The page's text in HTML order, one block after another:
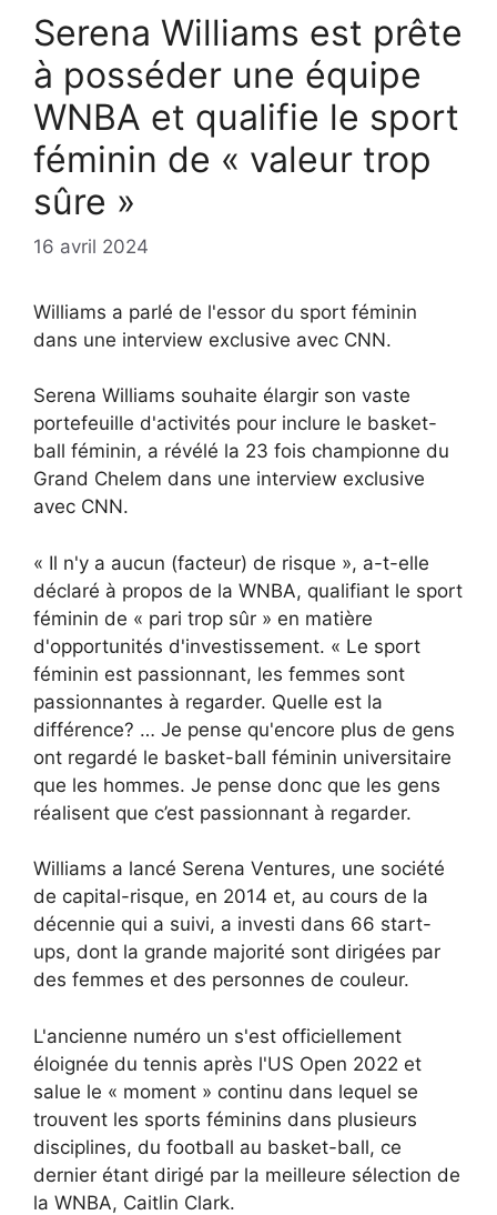
Serena Williams est prête
à posséder une équipe
WNBA et qualifie le sport
féminin de « valeur trop
sûre »
16 avril 2024
Williams a parlé de l'essor du sport féminin
dans une interview exclusive avec CNN.
Serena Williams souhaite élargir son vaste
portefeuille d'activités pour inclure le basket-
ball féminin, a révélé la 23 fois championne du
Grand Chelem dans une interview exclusive
avec CNN.
« Il n'y a aucun (facteur) de risque », a-t-elle
déclaré à propos de la WNBA, qualifiant le sport
féminin de « pari trop sûr » en matière
d'opportunités d'investissement. « Le sport
féminin est passionnant, les femmes sont
passionnantes à regarder. Quelle est la
différence? … Je pense qu'encore plus de gens
ont regardé le basket-ball féminin universitaire
que les hommes. Je pense donc que les gens
réalisent que c’est passionnant à regarder.
Williams a lancé Serena Ventures, une société
de capital-risque, en 2014 et, au cours de la
décennie qui a suivi, a investi dans 66 start-
ups, dont la grande majorité sont dirigées par
des femmes et des personnes de couleur.
L'ancienne numéro un s'est officiellement
éloignée du tennis après l'US Open 2022 et
salue le « moment » continu dans lequel se
trouvent les sports féminins dans plusieurs
disciplines, du football au basket-ball, ce
dernier étant dirigé par la meilleure sélection de
la WNBA, Caitlin Clark.